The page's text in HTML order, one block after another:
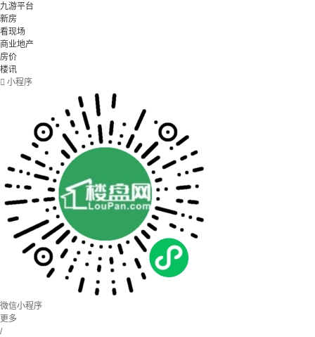
九游平台
新房
看现场
商业地产
房价
楼讯
 小程序
微信小程序
更多
/